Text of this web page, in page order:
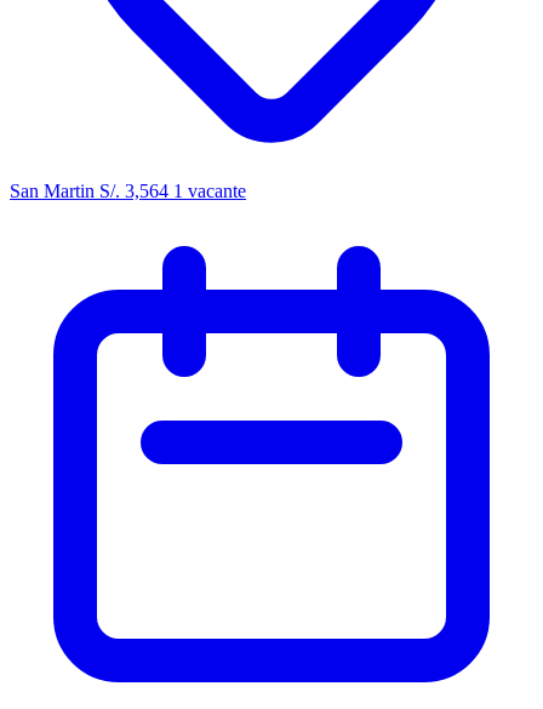
San Martin S/. 3,564 1 vacante